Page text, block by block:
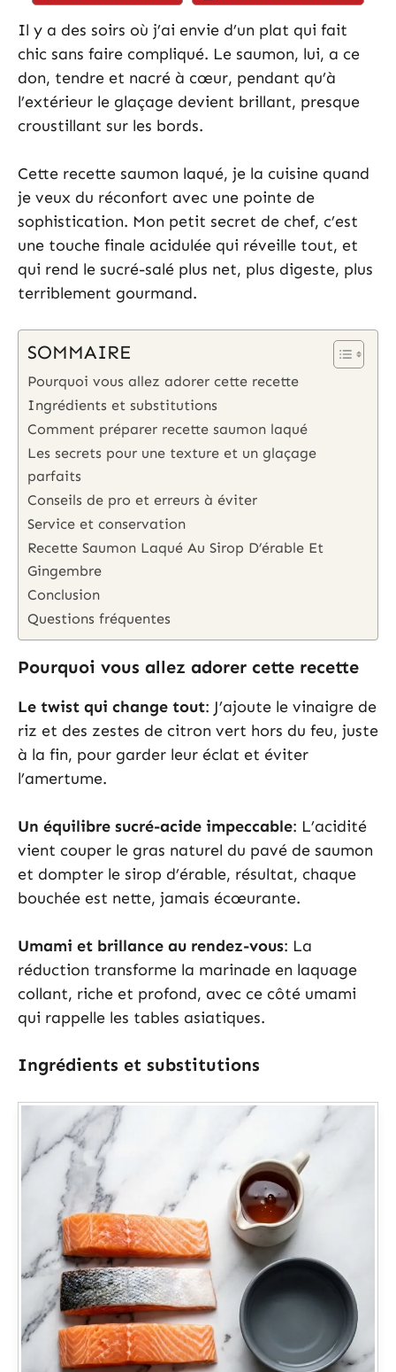
Il y a des soirs où j’ai envie d’un plat qui fait
chic sans faire compliqué. Le saumon, lui, a ce
don, tendre et nacré à cœur, pendant qu’à
l’extérieur le glaçage devient brillant, presque
croustillant sur les bords.
Cette recette saumon laqué, je la cuisine quand
je veux du réconfort avec une pointe de
sophistication. Mon petit secret de chef, c’est
une touche finale acidulée qui réveille tout, et
qui rend le sucré-salé plus net, plus digeste, plus
terriblement gourmand.
SOMMAIRE
Pourquoi vous allez adorer cette recette
Ingrédients et substitutions
Comment préparer recette saumon laqué
Les secrets pour une texture et un glaçage
parfaits
Conseils de pro et erreurs à éviter
Service et conservation
Recette Saumon Laqué Au Sirop D’érable Et
Gingembre
Conclusion
Questions fréquentes
Pourquoi vous allez adorer cette recette
Le twist qui change tout: J’ajoute le vinaigre de
riz et des zestes de citron vert hors du feu, juste
à la fin, pour garder leur éclat et éviter
l’amertume.
Un équilibre sucré-acide impeccable: L’acidité
vient couper le gras naturel du pavé de saumon
et dompter le sirop d’érable, résultat, chaque
bouchée est nette, jamais écœurante.
Umami et brillance au rendez-vous: La
réduction transforme la marinade en laquage
collant, riche et profond, avec ce côté umami
qui rappelle les tables asiatiques.
Ingrédients et substitutions